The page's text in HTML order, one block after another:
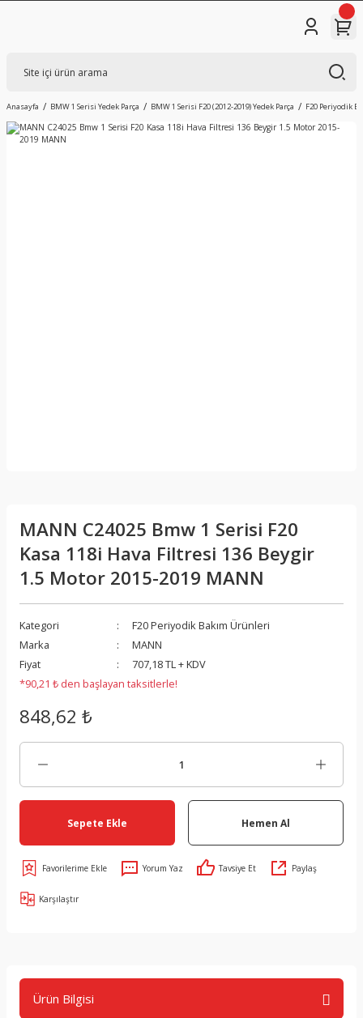
Anasayfa BMW 1 Serisi Yedek Parça BMW 1 Serisi F20 (2012-2019) Yedek Parça F20 Periyodik
MANN C24025 Bmw 1 Serisi F20
Kasa 118i Hava Filtresi 136 Beygir
1.5 Motor 2015-2019 MANN
Kategori
F20 Periyodik Bakım Ürünleri
Marka
MANN
Fiyat
707,18 TL + KDV
*90,21 ₺ den başlayan taksitlerle!
848,62 ₺
Sepete Ekle Hemen Al
Yorum Yaz Tavsiye Et Paylaş
Karşılaştır
Ürün Bilgisi